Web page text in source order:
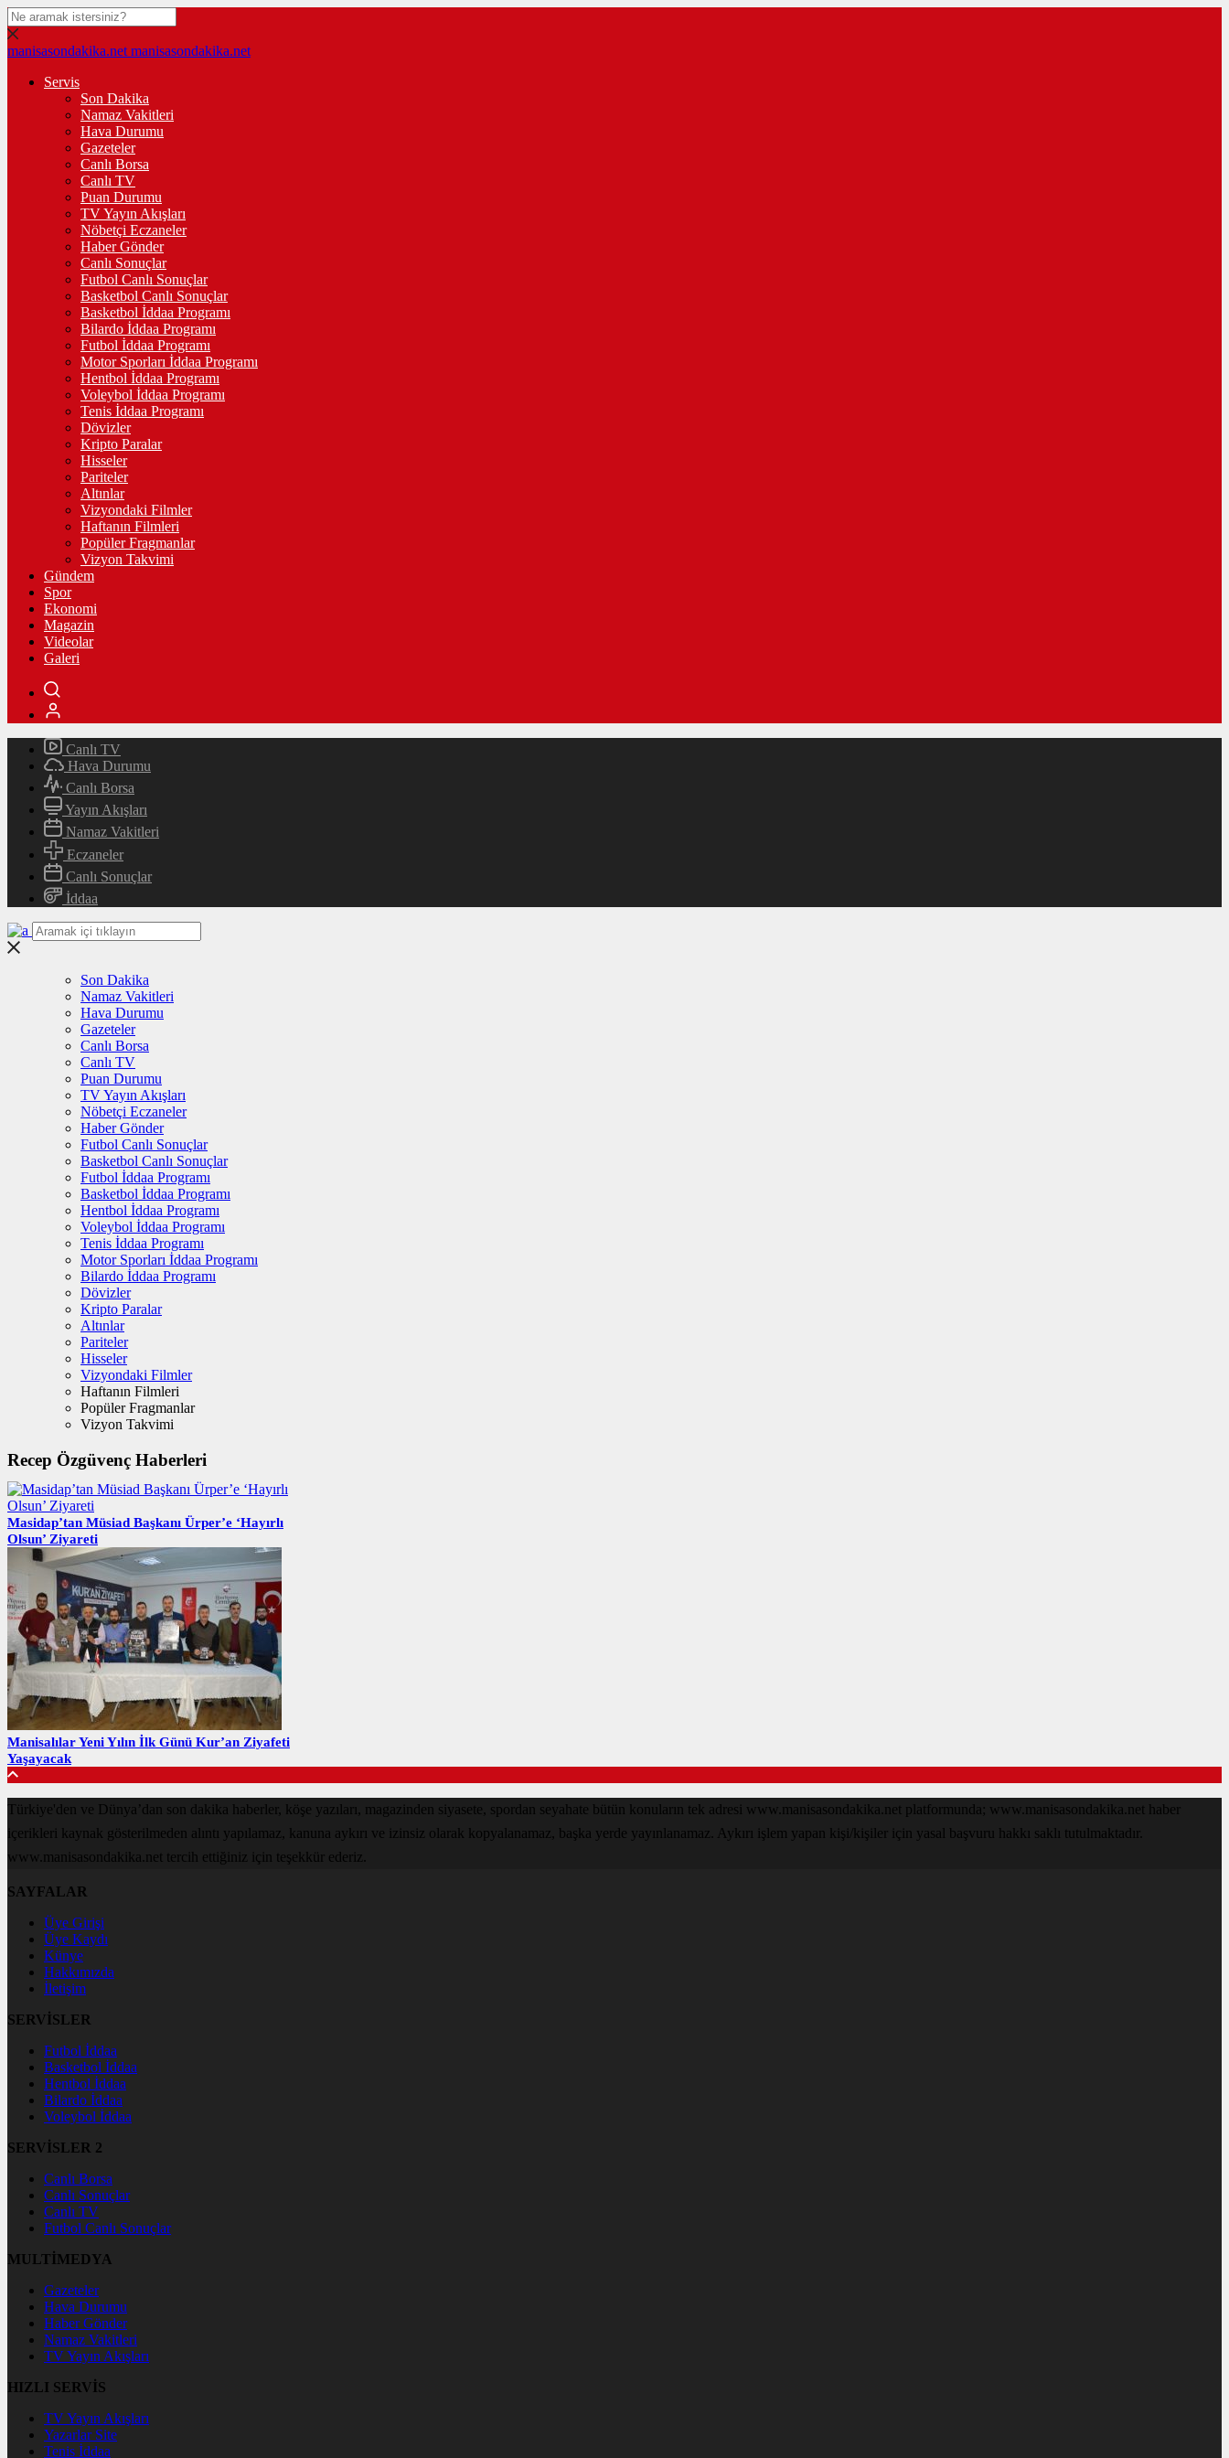
manisasondakika.net manisasondakika.net
Servis
Son Dakika
Namaz Vakitleri
Hava Durumu
Gazeteler
Canlı Borsa
Canlı TV
Puan Durumu
TV Yayın Akışları
Nöbetçi Eczaneler
Haber Gönder
Canlı Sonuçlar
Futbol Canlı Sonuçlar
Basketbol Canlı Sonuçlar
Basketbol İddaa Programı
Bilardo İddaa Programı
Futbol İddaa Programı
Motor Sporları İddaa Programı
Hentbol İddaa Programı
Voleybol İddaa Programı
Tenis İddaa Programı
Dövizler
Kripto Paralar
Hisseler
Pariteler
Altınlar
Vizyondaki Filmler
Haftanın Filmleri
Popüler Fragmanlar
Vizyon Takvimi
Gündem
Spor
Ekonomi
Magazin
Videolar
Galeri
Canlı TV
Hava Durumu
Canlı Borsa
Yayın Akışları
Namaz Vakitleri
Eczaneler
Canlı Sonuçlar
İddaa
Son Dakika
Namaz Vakitleri
Hava Durumu
Gazeteler
Canlı Borsa
Canlı TV
Puan Durumu
TV Yayın Akışları
Nöbetçi Eczaneler
Haber Gönder
Futbol Canlı Sonuçlar
Basketbol Canlı Sonuçlar
Futbol İddaa Programı
Basketbol İddaa Programı
Hentbol İddaa Programı
Voleybol İddaa Programı
Tenis İddaa Programı
Motor Sporları İddaa Programı
Bilardo İddaa Programı
Dövizler
Kripto Paralar
Altınlar
Pariteler
Hisseler
Vizyondaki Filmler
Haftanın Filmleri
Popüler Fragmanlar
Vizyon Takvimi
Recep Özgüvenç Haberleri
Masidap’tan Müsiad Başkanı Ürper’e ‘Hayırlı
Olsun’ Ziyareti
Manisalılar Yeni Yılın İlk Günü Kur’an Ziyafeti
Yaşayacak
Türkiye'den ve Dünya’dan son dakika haberler, köşe yazıları, magazinden siyasete, spordan seyahate bütün konuların tek adresi www.manisasondakika.net platformunda; www.manisasondakika.net haber
içerikleri kaynak gösterilmeden alıntı yapılamaz, kanuna aykırı ve izinsiz olarak kopyalanamaz, başka yerde yayınlanamaz. Aykırı işlem yapan kişi/kişiler için yasal başvuru hakkı saklı tutulmaktadır.
www.manisasondakika.net tercih ettiğiniz için teşekkür ederiz.
SAYFALAR
Üye Girişi
Üye Kaydı
Künye
Hakkımızda
İletişim
SERVİSLER
Futbol İddaa
Basketbol İddaa
Hentbol İddaa
Bilardo İddaa
Voleybol İddaa
SERVİSLER 2
Canlı Borsa
Canlı Sonuçlar
Canlı TV
Futbol Canlı Sonuçlar
MULTİMEDYA
Gazeteler
Hava Durumu
Haber Gönder
Namaz Vakitleri
TV Yayın Akışları
HIZLI SERVİS
TV Yayın Akışları
Yazarlar Site
Tenis İddaa